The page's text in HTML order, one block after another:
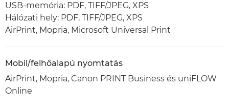
USB-memória: PDF, TIFF/JPEG, XPS
Hálózati hely: PDF, TIFF/JPEG, XPS
AirPrint, Mopria, Microsoft Universal Print
Mobil/felhőalapú nyomtatás
AirPrint, Mopria, Canon PRINT Business és uniFLOW
Online